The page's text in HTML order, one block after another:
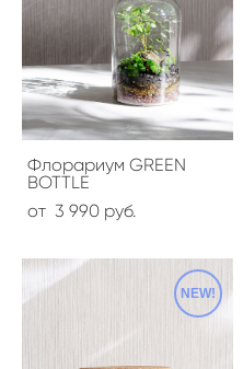
Флорариум GREEN
BOTTLE
от 3 990 pуб.
NEW!